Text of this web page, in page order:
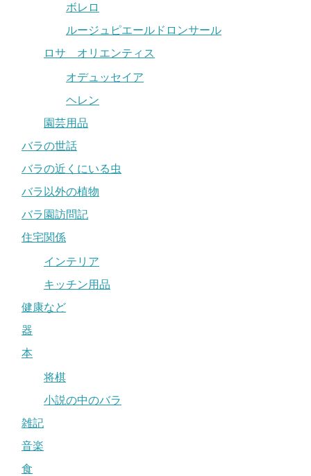
ボレロ
ルージュピエールドロンサール
ロサ オリエンティス
オデュッセイア
ヘレン
園芸用品
バラの世話
バラの近くにいる虫
バラ以外の植物
バラ園訪問記
住宅関係
インテリア
キッチン用品
健康など
器
本
将棋
小説の中のバラ
雑記
音楽
食